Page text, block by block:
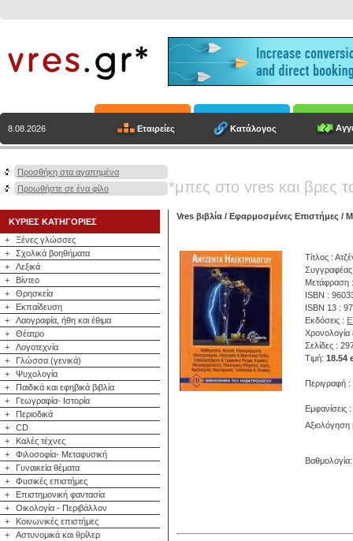
8.08.2026 Εταιρείες Κατάλογος
Προσθήκη στα αγαπημένα
Προωθήστε σε ένα φίλο
*μπες στο vres και βρες
ΚΥΡΙΕΣ ΚΑΤΗΓΟΡΙΕΣ
+
Ξένες γλώσσες
+
Σχολικά βοηθήματα
+
Λεξικά
+
Βίντεο
+
Θρησκεία
+
Εκπαίδευση
+
Λαογραφία, ήθη και έθιμα
+
Θέατρο
+
Λογοτεχνία
+
Γλώσσα (γενικά)
+
Ψυχολογία
+
Παιδικά και εφηβικά βιβλία
+
Γεωγραφία- Ιστορία
+
Περιοδικά
+
CD
+
Καλές τέχνες
+
Φιλοσοφία- Μεταφυσική
+
Γυναικεία θέματα
+
Φυσικές επιστήμες
+
Επιστημονική φαντασία
+
Οικολογία - Περιβάλλον
+
Κοινωνικές επιστήμες
+
Αστυνομικά και θρίλερ
Vres βιβλία / Εφαρμοσμένες Επιστήμες /
Τίτλος :
Μετάφραση
ISBN :
ISBN 13 :
Εκδόσεις :
Σελίδες :
Τιμή: 18.54
Περιγραφή :
Εμφανίσεις
Αξιολόγηση